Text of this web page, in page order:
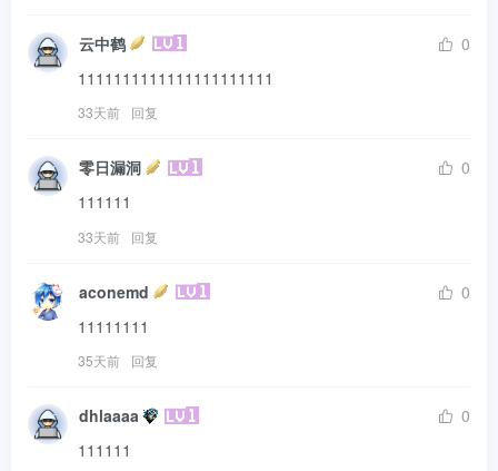
云中鹤
0
1111111111111111111111
33天前 回复
零日漏洞
0
111111
33天前 回复
aconemd
0
11111111
35天前 回复
dhlaaaa
0
111111